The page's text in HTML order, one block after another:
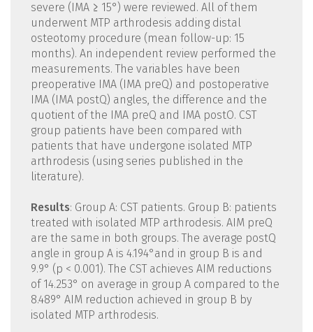
severe (IMA ≥ 15°) were reviewed. All of them
underwent MTP arthrodesis adding distal
osteotomy procedure (mean follow-up: 15
months). An independent review performed the
measurements. The variables have been
preoperative IMA (IMA preQ) and postoperative
IMA (IMA postQ) angles, the difference and the
quotient of the IMA preQ and IMA postO. CST
group patients have been compared with
patients that have undergone isolated MTP
arthrodesis (using series published in the
literature).
Results: Group A: CST patients. Group B: patients
treated with isolated MTP arthrodesis. AIM preQ
are the same in both groups. The average postQ
angle in group A is 4.194°and in group B is and
9.9° (p < 0.001). The CST achieves AIM reductions
of 14.253° on average in group A compared to the
8.489° AIM reduction achieved in group B by
isolated MTP arthrodesis.